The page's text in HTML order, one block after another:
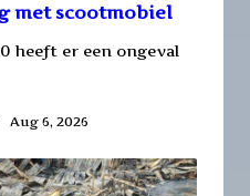
met scootmobiel
heeft er een ongeval
Aug 6, 2026